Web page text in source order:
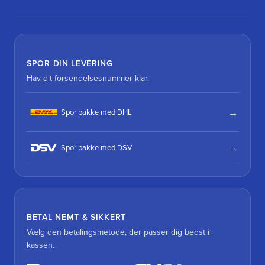
SPOR DIN LEVERING
Hav dit forsendelsesnummer klar.
Spor pakke med DHL
Spor pakke med DSV
BETAL NEMT & SIKKERT
Vælg den betalingsmetode, der passer dig bedst i
kassen.